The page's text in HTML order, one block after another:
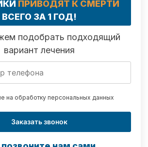
ПРИВОДЯТ К СМЕРТИ
ВСЕГО ЗА 1 ГОД!
подобрать подходящий
вариант лечения
на обработку персональных данных
Заказать звонок